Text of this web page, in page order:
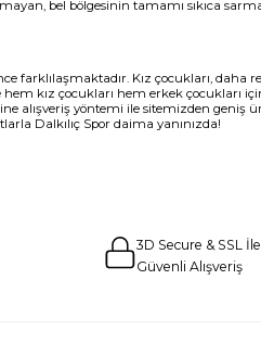
bel bölgesinin tamamı sıkıca
Kız çocukları, daha
kız çocukları hem erkek çocukları
alışveriş yöntemi ile sitemizden
Dalkılıç Spor daima yanınızda!
3D Secure & SSL
Güvenli Alışveriş